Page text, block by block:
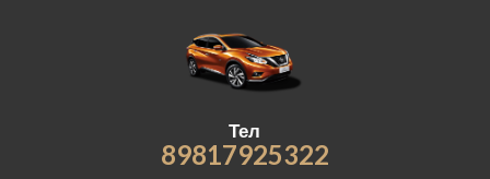
Тел
89817925322